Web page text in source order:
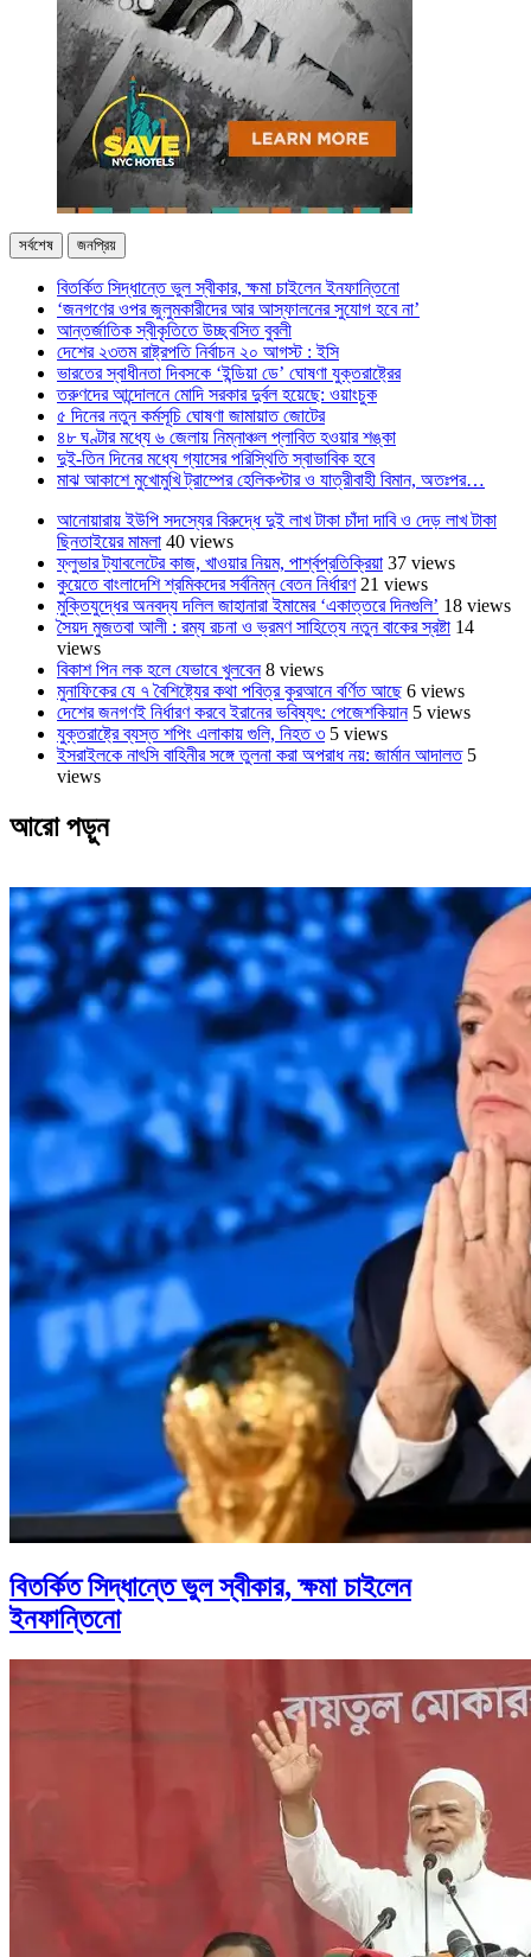
সর্বশেষ জনপ্রিয়
বিতর্কিত সিদ্ধান্তে ভুল স্বীকার, ক্ষমা চাইলেন ইনফান্তিনো
‘জনগণের ওপর জুলুমকারীদের আর আস্ফালনের সুযোগ হবে না’
আন্তর্জাতিক স্বীকৃতিতে উচ্ছ্বসিত বুবলী
দেশের ২৩তম রাষ্ট্রপতি নির্বাচন ২০ আগস্ট : ইসি
ভারতের স্বাধীনতা দিবসকে ‘ইন্ডিয়া ডে’ ঘোষণা যুক্তরাষ্ট্রের
তরুণদের আন্দোলনে মোদি সরকার দুর্বল হয়েছে: ওয়াংচুক
৫ দিনের নতুন কর্মসূচি ঘোষণা জামায়াত জোটের
৪৮ ঘণ্টার মধ্যে ৬ জেলায় নিম্নাঞ্চল প্লাবিত হওয়ার শঙ্কা
দুই-তিন দিনের মধ্যে গ্যাসের পরিস্থিতি স্বাভাবিক হবে
মাঝ আকাশে মুখোমুখি ট্রাম্পের হেলিকপ্টার ও যাত্রীবাহী বিমান, অতঃপর…
আনোয়ারায় ইউপি সদস্যের বিরুদ্ধে দুই লাখ টাকা চাঁদা দাবি ও দেড় লাখ টাকা
ছিনতাইয়ের মামলা 40 views
ফ্লুভার ট্যাবলেটের কাজ, খাওয়ার নিয়ম, পার্শ্বপ্রতিক্রিয়া 37 views
কুয়েতে বাংলাদেশি শ্রমিকদের সর্বনিম্ন বেতন নির্ধারণ 21 views
মুক্তিযুদ্ধের অনবদ্য দলিল জাহানারা ইমামের ‘একাত্তরে দিনগুলি’ 18 views
সৈয়দ মুজতবা আলী : রম্য রচনা ও ভ্রমণ সাহিত্যে নতুন বাকের স্রষ্টা 14
views
বিকাশ পিন লক হলে যেভাবে খুলবেন 8 views
মুনাফিকের যে ৭ বৈশিষ্ট্যের কথা পবিত্র কুরআনে বর্ণিত আছে 6 views
দেশের জনগণই নির্ধারণ করবে ইরানের ভবিষ্যৎ: পেজেশকিয়ান 5 views
যুক্তরাষ্ট্রে ব্যস্ত শপিং এলাকায় গুলি, নিহত ৩ 5 views
ইসরাইলকে নাৎসি বাহিনীর সঙ্গে তুলনা করা অপরাধ নয়: জার্মান আদালত 5
views
আরো পড়ুন
বিতর্কিত সিদ্ধান্তে ভুল স্বীকার, ক্ষমা চাইলেন
ইনফান্তিনো